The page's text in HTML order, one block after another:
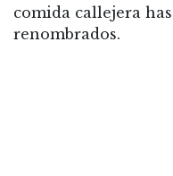
comida callejera
renombrados.